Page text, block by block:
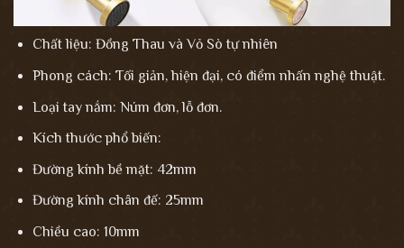
Chất liệu: Đồng Thau và Vỏ Sò tự nhiên
Phong cách: Tối giản, hiện đại, có điểm nhấn nghệ thuật.
Loại tay nắm: Núm đơn, lỗ đơn.
Kích thước phổ biến:
Đường kính bề mặt: 42mm
Đường kính chân đế: 25mm
Chiều cao: 10mm